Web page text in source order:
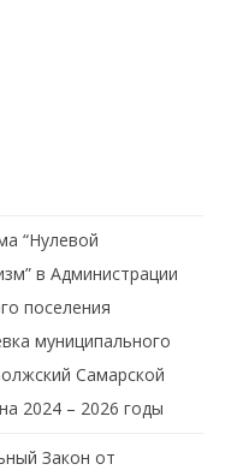
“Нулевой
в Администрации
поселения
муниципального
Самарской
2024 – 2026 годы
Закон от